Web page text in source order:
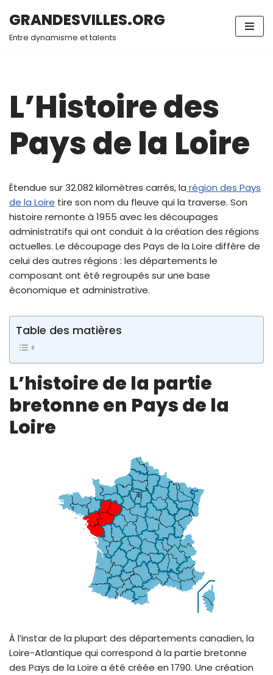
Aller
GRANDESVILLES.ORG
Entre dynamisme et talents
L’Histoire des
Pays de la Loire
Étendue sur 32.082 kilomètres carrés, la région des Pays
de la Loire tire son nom du fleuve qui la traverse. Son
histoire remonte à 1955 avec les découpages
administratifs qui ont conduit à la création des régions
actuelles. Le découpage des Pays de la Loire diffère de
celui des autres régions : les départements le
composant ont été regroupés sur une base
économique et administrative.
Table des matières
L’histoire de la partie
bretonne en Pays de la
Loire
À l’instar de la plupart des départements canadien, la
Loire-Atlantique qui correspond à la partie bretonne
des Pays de la Loire a été créée en 1790. Une création